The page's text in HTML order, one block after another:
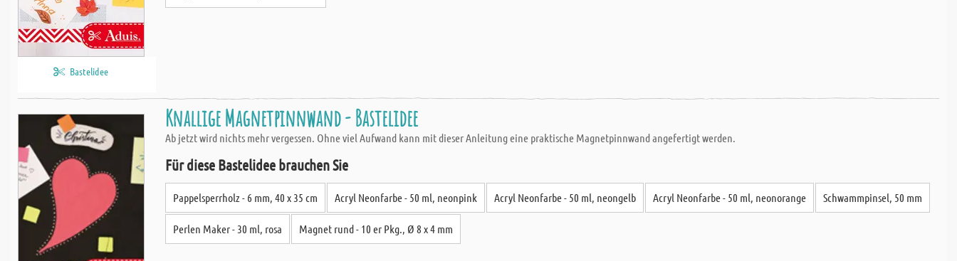
Bastelidee
Knallige Magnetpinnwand - Bastelidee
Ab jetzt wird nichts mehr vergessen. Ohne viel Aufwand kann mit dieser Anleitung eine praktische Magnetpinnwand angefertigt werden.
Für diese Bastelidee brauchen Sie
Pappelsperrholz - 6 mm, 40 x 35 cm Acryl Neonfarbe - 50 ml, neonpink Acryl Neonfarbe - 50 ml, neongelb Acryl Neonfarbe - 50 ml, neonorange Schwammpinsel, 50 mm
Perlen Maker - 30 ml, rosa Magnet rund - 10 er Pkg., Ø 8 x 4 mm